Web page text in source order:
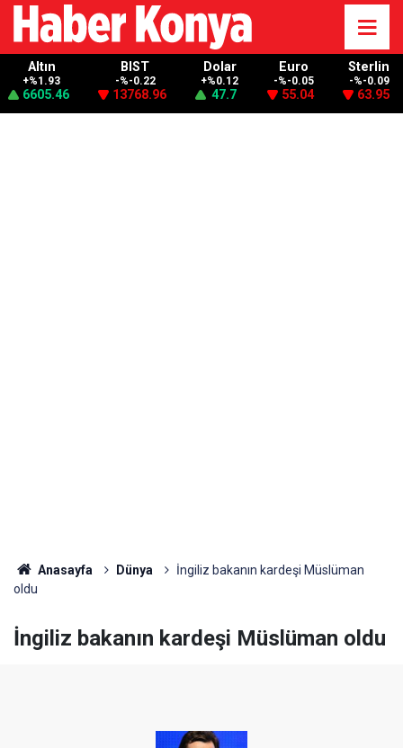
Altın
+%1.93
6605.46
BIST
-%-0.22
13768.96
Dolar
+%0.12
47.7
Euro
-%-0.05
55.04
Sterlin
-%-0.09
63.95
Anasayfa Dünya
İngiliz bakanın kardeşi Müslüman
oldu
İngiliz bakanın kardeşi Müslüman oldu